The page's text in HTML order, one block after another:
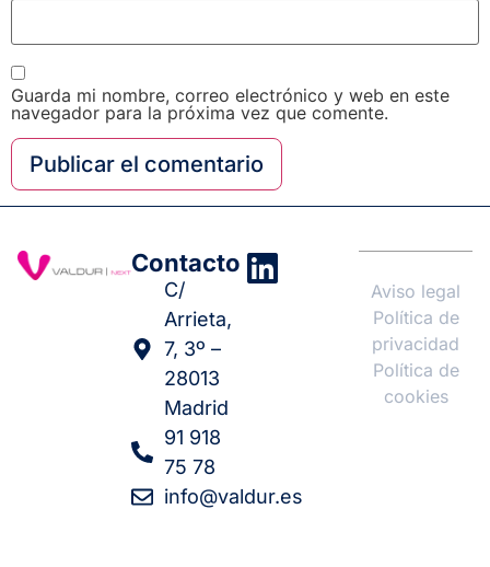
Guarda mi nombre, correo electrónico y web en este
navegador para la próxima vez que comente.
Contacto
C/
Arrieta,
7, 3º –
28013
Madrid
91 918
75 78
info@valdur.es
Aviso legal
Política de
privacidad
Política de
cookies